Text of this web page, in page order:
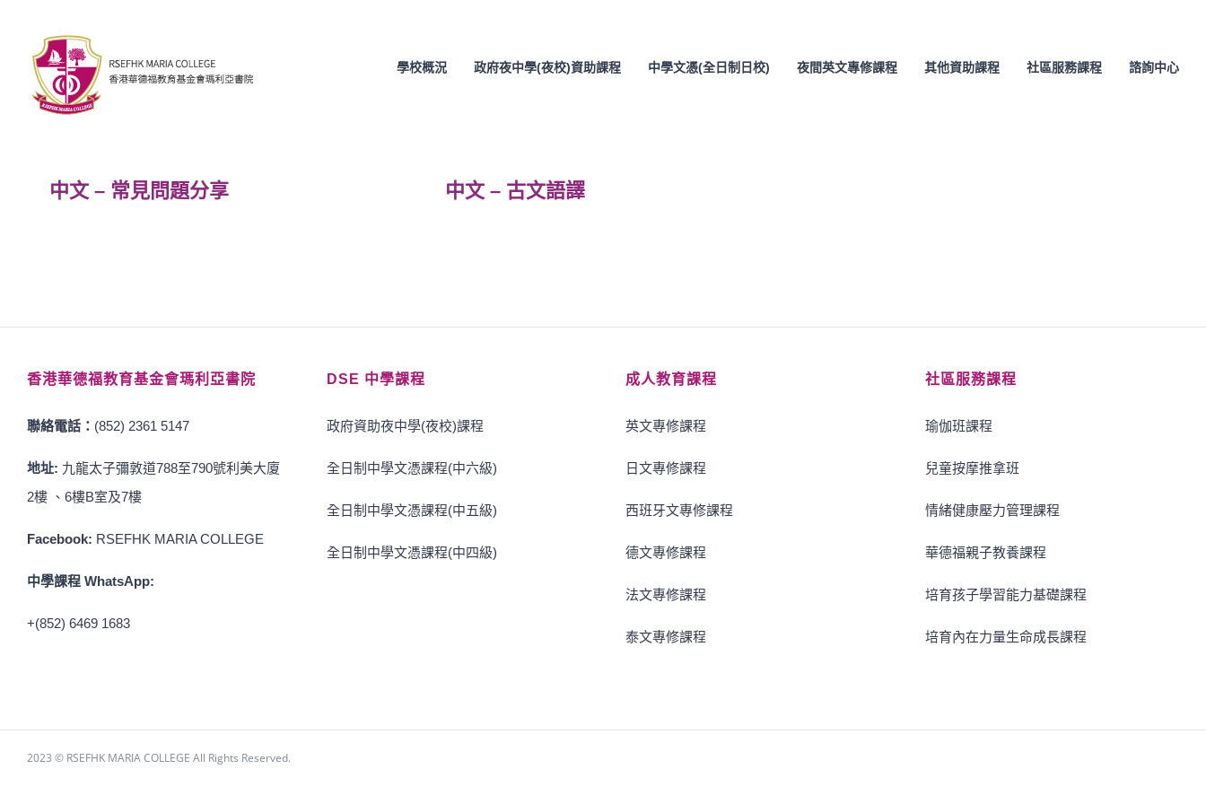
content
學校概況 政府夜中學(夜校)資助課程 中學文憑(全日制日校) 夜間英文專修課程 其他資助課程 社區服務課程 諮詢中心
中文 – 常見問題分享 中文 – 古文語譯
香港華德福教育基金會瑪利亞書院
聯絡電話： (852) 2361 5147
地址: 九龍太子彌敦道788至790號利美大廈
2樓 、6樓B室及7樓
Facebook: RSEFHK MARIA COLLEGE
中學課程 WhatsApp:
+(852) 6469 1683
DSE 中學課程
政府資助夜中學(夜校)課程
全日制中學文憑課程(中六級)
全日制中學文憑課程(中五級)
全日制中學文憑課程(中四級)
成人教育課程
英文專修課程
日文專修課程
西班牙文專修課程
德文專修課程
法文專修課程
泰文專修課程
社區服務課程
瑜伽班課程
兒童按摩推拿班
情緒健康壓力管理課程
華德福親子教養課程
培育孩子學習能力基礎課程
培育內在力量生命成長課程
2023 © RSEFHK MARIA COLLEGE All Rights Reserved.